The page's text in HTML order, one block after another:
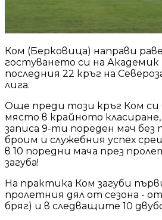
Ком (Берковица) направи
гостуването си на
последния 22 кръг на
лига.
Още преди този кръг Ком си
място в крайното
записа 9-ти пореден мач без
броим и служебния успех
в 10 поредни мача през
загуба!
На практика Ком загуби
пролетния дял от сезона -
бряг) и в следващите 10